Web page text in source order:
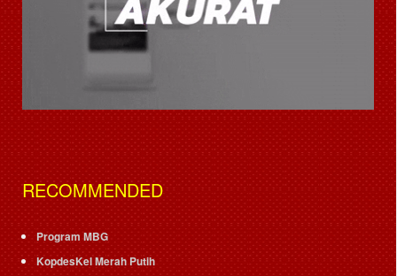
RECOMMENDED
Program MBG
KopdesKel Merah Putih